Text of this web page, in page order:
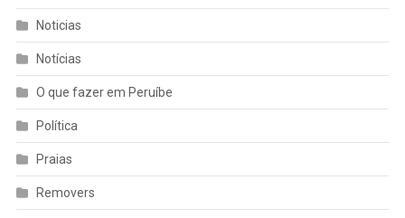
Noticias
Notícias
O que fazer em Peruíbe
Política
Praias
Removers